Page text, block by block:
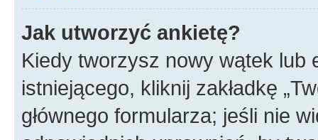
Jak utworzyć ankietę?
Kiedy tworzysz nowy wątek lub
istniejącego, kliknij zakładkę
głównego formularza; jeśli nie